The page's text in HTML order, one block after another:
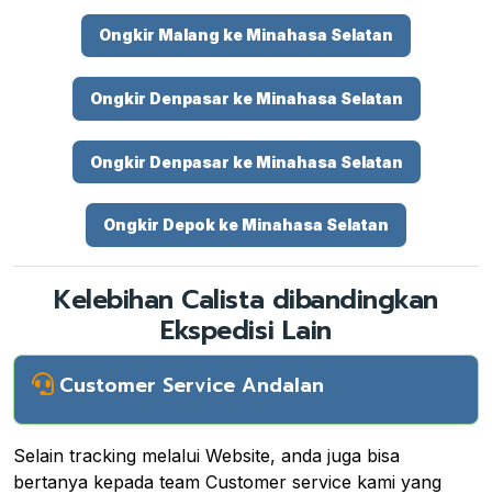
Ongkir Malang ke Minahasa Selatan
Ongkir Denpasar ke Minahasa Selatan
Ongkir Denpasar ke Minahasa Selatan
Ongkir Depok ke Minahasa Selatan
Kelebihan Calista dibandingkan
Ekspedisi Lain
Customer Service Andalan
Selain tracking melalui Website, anda juga bisa
bertanya kepada team Customer service kami yang